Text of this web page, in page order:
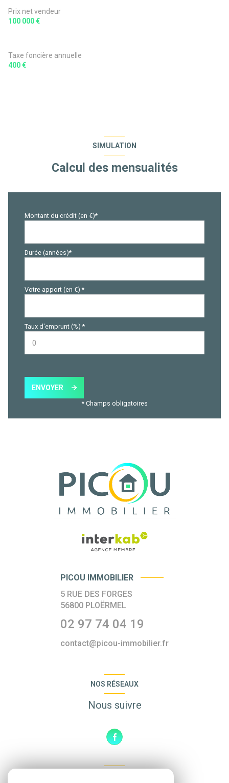
Bureau
Cuisine
Prix net vendeur
100 000 €
Taxe foncière annuelle
400 €
SIMULATION
Calcul des mensualités
Montant du crédit (en €)*
Durée (années)*
Votre apport (en €) *
Taux d'emprunt (%) *
ENVOYER
* Champs obligatoires
PICOU IMMOBILIER
5 RUE DES FORGES
56800 PLOËRMEL
02 97 74 04 19
contact@picou-immobilier.fr
NOS RÉSEAUX
Nous suivre